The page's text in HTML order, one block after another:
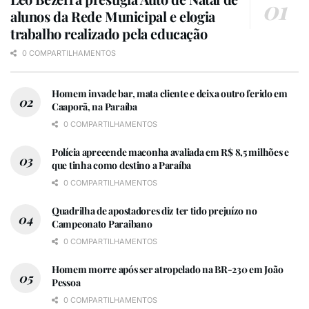
alunos da Rede Municipal e elogia
trabalho realizado pela educação
0 COMPARTILHAMENTOS
Homem invade bar, mata cliente e deixa outro ferido em
Caaporã, na Paraíba
0 COMPARTILHAMENTOS
Polícia apreeende maconha avaliada em R$ 8,5 milhões e
que tinha como destino a Paraíba
0 COMPARTILHAMENTOS
Quadrilha de apostadores diz ter tido prejuízo no
Campeonato Paraibano
0 COMPARTILHAMENTOS
Homem morre após ser atropelado na BR-230 em João
Pessoa
0 COMPARTILHAMENTOS